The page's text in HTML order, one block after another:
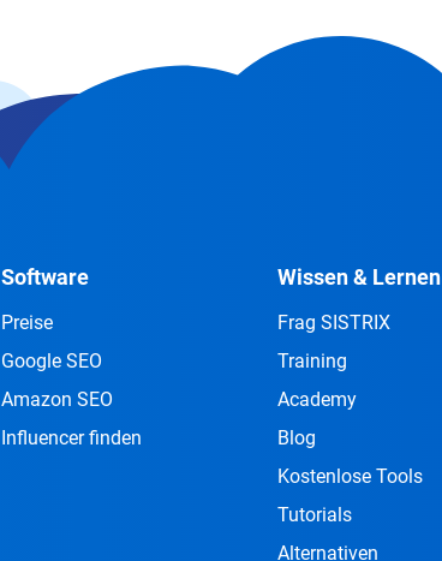
Software
Preise
Google SEO
Amazon SEO
Influencer finden
Wissen & Lernen
Frag SISTRIX
Training
Academy
Blog
Kostenlose Tools
Tutorials
Alternativen